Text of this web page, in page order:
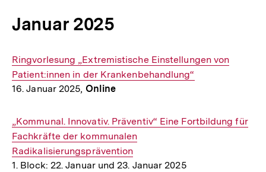
Januar 2025
Interner
Link:
Ringvorlesung „Extremistische Einstellungen von
Patient:innen in der Krankenbehandlung“
16. Januar 2025, Online
Interner
Link:
„Kommunal. Innovativ. Präventiv“ Eine Fortbildung für
Fachkräfte der kommunalen
Radikalisierungsprävention
1. Block: 22. Januar und 23. Januar 2025